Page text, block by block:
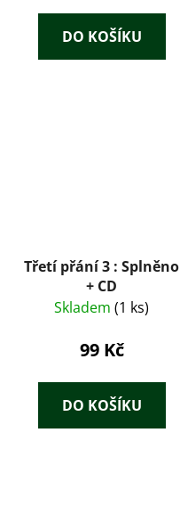
DO KOŠÍKU
Třetí přání 3 : Splněno
+ CD
Skladem (1 ks)
99 Kč
DO KOŠÍKU